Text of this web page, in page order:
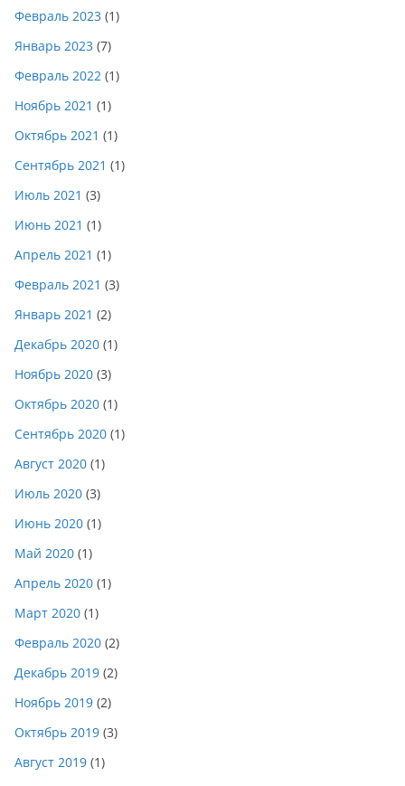
Февраль 2023 (1)
Январь 2023 (7)
Февраль 2022 (1)
Ноябрь 2021 (1)
Октябрь 2021 (1)
Сентябрь 2021 (1)
Июль 2021 (3)
Июнь 2021 (1)
Апрель 2021 (1)
Февраль 2021 (3)
Январь 2021 (2)
Декабрь 2020 (1)
Ноябрь 2020 (3)
Октябрь 2020 (1)
Сентябрь 2020 (1)
Август 2020 (1)
Июль 2020 (3)
Июнь 2020 (1)
Май 2020 (1)
Апрель 2020 (1)
Март 2020 (1)
Февраль 2020 (2)
Декабрь 2019 (2)
Ноябрь 2019 (2)
Октябрь 2019 (3)
Август 2019 (1)